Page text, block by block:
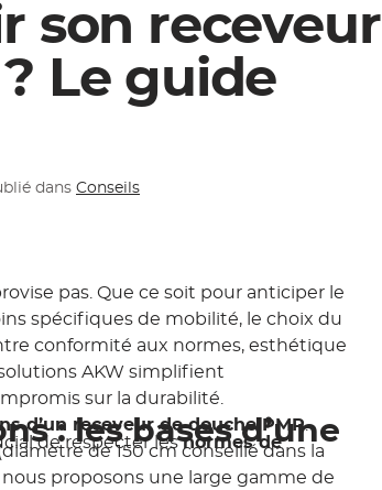
son receveur
Le guide
dans Conseils
pas. Que ce soit pour anticiper le
spécifiques de mobilité, le choix du
conformité aux normes, esthétique
AKW simplifient
sur la durabilité.
: les bases d’une
de respecter lesnormes de
d’un receveur de douche PMR.
de 150 cm conseillé dans la
proposons une large gamme de